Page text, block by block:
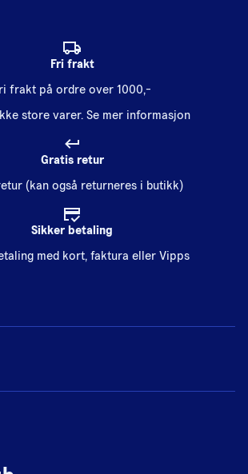
Fri frakt
frakt på ordre over 1000,-
store varer. Se mer informasjon
Gratis retur
(kan også returneres i butikk)
Sikker betaling
med kort, faktura eller Vipps